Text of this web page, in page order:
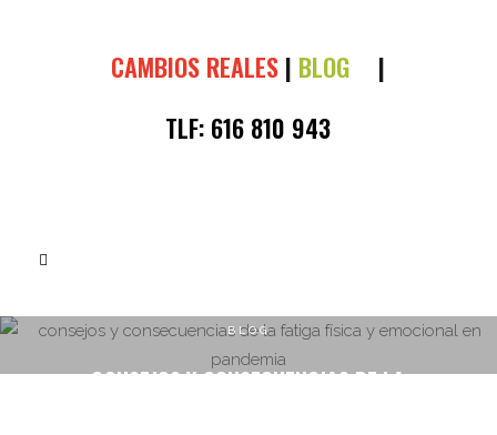
CAMBIOS REALES | BLOG
|
TLF: 616 810 943
BLOG
CONSEJOS Y CONSECUENCIAS DE LA